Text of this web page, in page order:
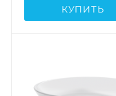
КУПИТЬ